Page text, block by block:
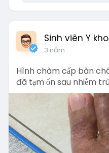
Sinh viên Y
3 năm
Hình chàm cấp bàn
đã tạm ổn sau nhiễm